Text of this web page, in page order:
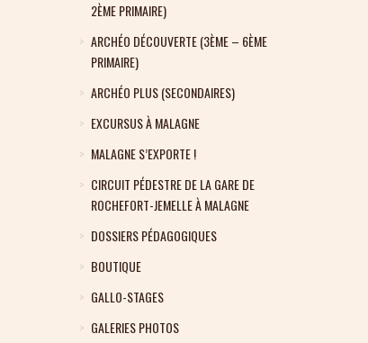
2ÈME PRIMAIRE)
ARCHÉO DÉCOUVERTE (3ÈME – 6ÈME
PRIMAIRE)
ARCHÉO PLUS (SECONDAIRES)
EXCURSUS À MALAGNE
MALAGNE S’EXPORTE !
CIRCUIT PÉDESTRE DE LA GARE DE
ROCHEFORT-JEMELLE À MALAGNE
DOSSIERS PÉDAGOGIQUES
BOUTIQUE
GALLO-STAGES
GALERIES PHOTOS